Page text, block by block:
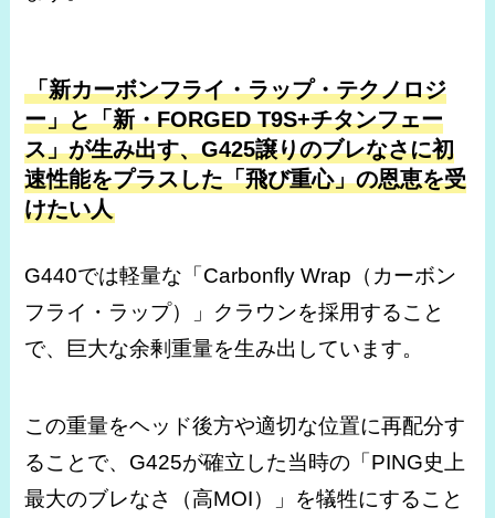
「新カーボンフライ・ラップ・テクノロジ
ー」と「新・FORGED T9S+チタンフェー
ス」が生み出す、G425譲りのブレなさに初
速性能をプラスした「飛び重心」の恩恵を受
けたい人
G440では軽量な「Carbonfly Wrap（カーボン
フライ・ラップ）」クラウンを採用すること
で、巨大な余剰重量を生み出しています。
この重量をヘッド後方や適切な位置に再配分す
ることで、G425が確立した当時の「PING史上
最大のブレなさ（高MOI）」を犠牲にすること